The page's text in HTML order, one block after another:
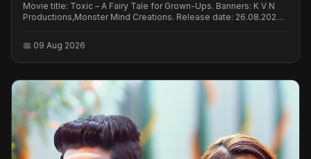
Movie title: Toxic – A Fairy Tale for Grown-Ups. Banners: K V N
Productions,Monster Mind Creations. Release date: 26.08.2026.
📅 09 Aug 2026